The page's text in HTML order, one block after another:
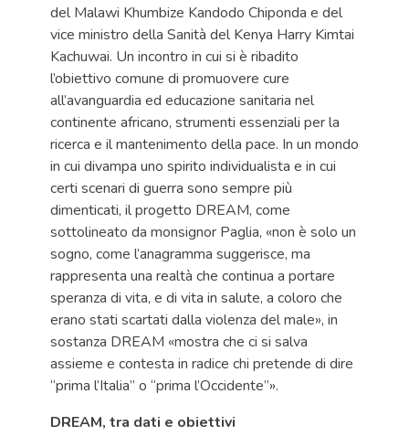
del Malawi Khumbize Kandodo Chiponda e del
vice ministro della Sanità del Kenya Harry Kimtai
Kachuwai. Un incontro in cui si è ribadito
l’obiettivo comune di promuovere cure
all’avanguardia ed educazione sanitaria nel
continente africano, strumenti essenziali per la
ricerca e il mantenimento della pace. In un mondo
in cui divampa uno spirito individualista e in cui
certi scenari di guerra sono sempre più
dimenticati, il progetto DREAM, come
sottolineato da monsignor Paglia, «non è solo un
sogno, come l’anagramma suggerisce, ma
rappresenta una realtà che continua a portare
speranza di vita, e di vita in salute, a coloro che
erano stati scartati dalla violenza del male», in
sostanza DREAM «mostra che ci si salva
assieme e contesta in radice chi pretende di dire
“prima l’Italia” o “prima l’Occidente”».
DREAM, tra dati e obiettivi